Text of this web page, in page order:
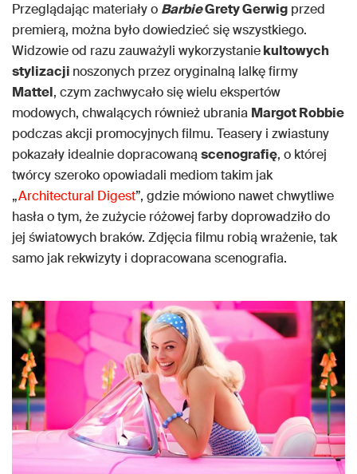
Przeglądając materiały o BarbieGrety Gerwig przed
premierą, można było dowiedzieć się wszystkiego.
Widzowie od razu zauważyli wykorzystaniekultowych
stylizacji noszonych przez oryginalną lalkę firmy
Mattel, czym zachwycało się wielu ekspertów
modowych, chwalących również ubrania Margot Robbie
podczas akcji promocyjnych filmu. Teasery i zwiastuny
pokazały idealnie dopracowanąscenografię, o której
twórcy szeroko opowiadali mediom takim jak
„Architectural Digest”, gdzie mówiono nawet chwytliwe
hasła o tym, że zużycie różowej farby doprowadziło do
jej światowych braków. Zdjęcia filmu robią wrażenie, tak
samo jak rekwizyty i dopracowana scenografia.